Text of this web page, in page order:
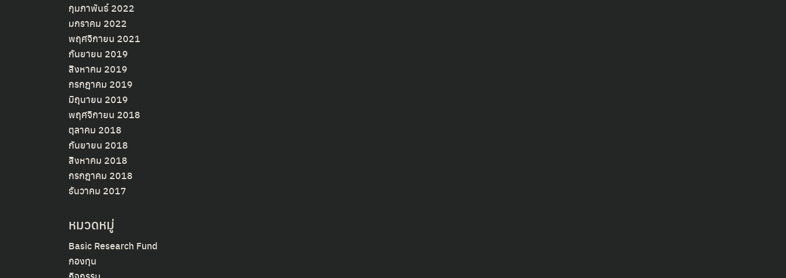
กุมภาพันธ์ 2022
มกราคม 2022
พฤศจิกายน 2021
กันยายน 2019
สิงหาคม 2019
กรกฎาคม 2019
มิถุนายน 2019
พฤศจิกายน 2018
ตุลาคม 2018
กันยายน 2018
สิงหาคม 2018
กรกฎาคม 2018
ธันวาคม 2017
หมวดหมู่
Basic Research Fund
กองทุน